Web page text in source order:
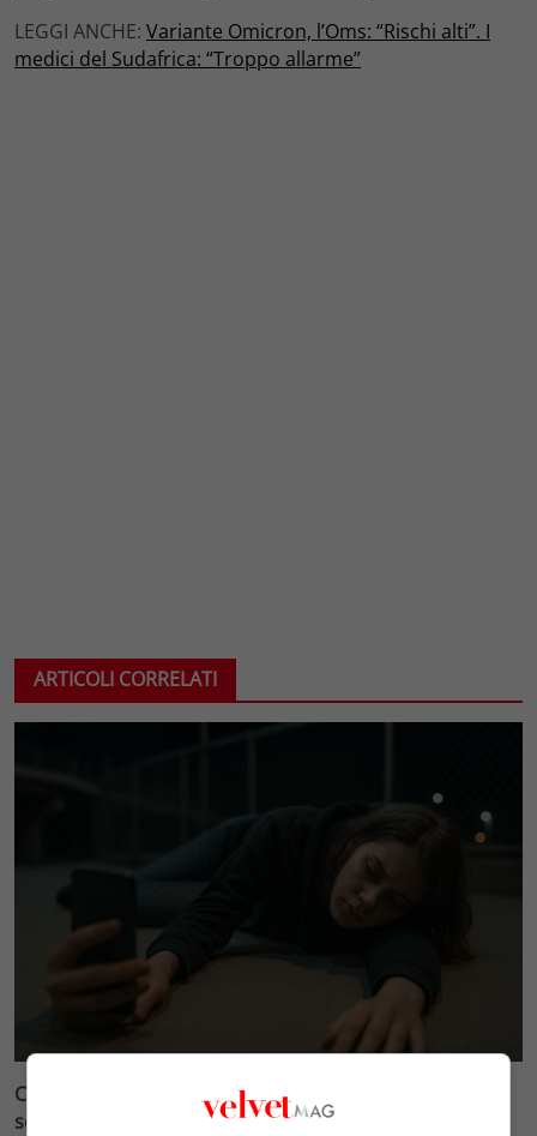
LEGGI ANCHE: Variante Omicron, l’Oms: “Rischi alti”. I
medici del Sudafrica: “Troppo allarme”
ARTICOLI CORRELATI
Cronaca e società: il disagio giovanile amplificato dai
social, quando il dramma diventa show